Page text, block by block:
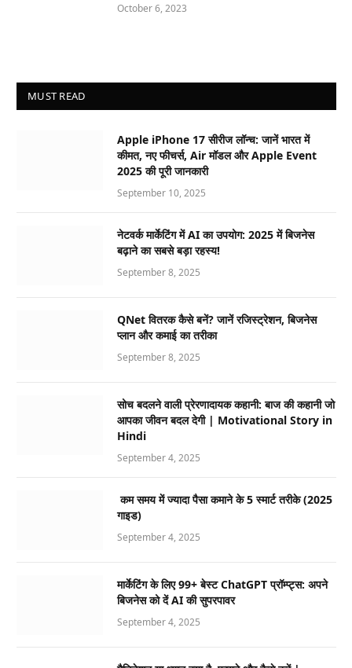
October 6, 2023
MUST READ
Apple iPhone 17 सीरीज लॉन्च: जानें भारत में
कीमत, नए फीचर्स, Air मॉडल और Apple Event
2025 की पूरी जानकारी
September 10, 2025
नेटवर्क मार्केटिंग में AI का उपयोग: 2025 में बिजनेस
बढ़ाने का सबसे बड़ा रहस्य!
September 8, 2025
QNet वितरक कैसे बनें? जानें रजिस्ट्रेशन, बिजनेस
प्लान और कमाई का तरीका
September 8, 2025
सोच बदलने वाली प्रेरणादायक कहानी: बाज की कहानी जो
आपका जीवन बदल देगी | Motivational Story in
Hindi
September 4, 2025
कम समय में ज्यादा पैसा कमाने के 5 स्मार्ट तरीके (2025
गाइड)
September 4, 2025
मार्केटिंग के लिए 99+ बेस्ट ChatGPT प्रॉम्प्ट्स: अपने
बिजनेस को दें AI की सुपरपावर
September 4, 2025